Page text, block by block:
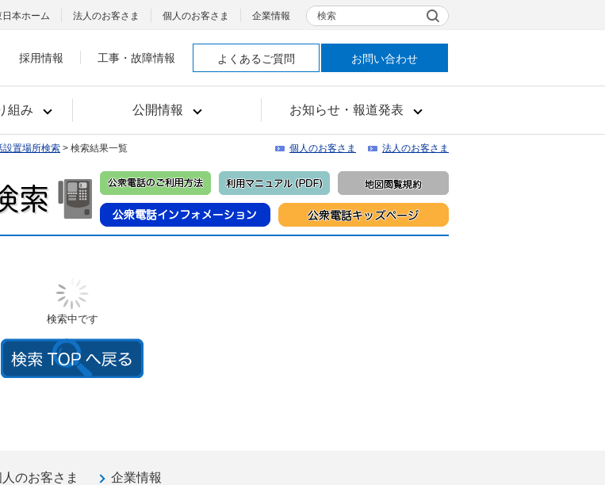
組み 公開情報 お知らせ・報道発表
日本ホーム 法人のお客さま 個人のお客さま 企業情報 検索
採用情報 工事・故障情報 よくあるご質問 お問い合わせ
設置場所検索 > 検索結果一覧 個人のお客さま 法人のお客さま
検索中です
のお客さま 企業情報